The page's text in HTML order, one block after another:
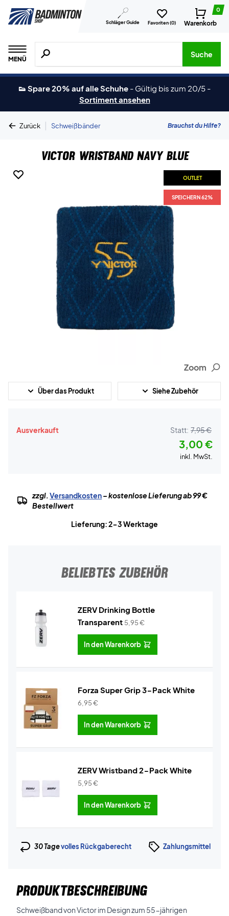
Schläger Guide Favoriten (0)
0
Warenkorb
MENÜ
Suche nach Produkten, Marken usw.
Suche
👟 Spare 20% auf alle Schuhe - Gültig bis zum 20/5 -
Sortiment ansehen
Zurück | Schweißbänder Brauchst du Hilfe?
Victor Wristband Navy Blue
OUTLET
SPEICHERN 62%
Zoom
Über das Produkt Siehe Zubehör
Ausverkauft Statt: 7,95 €
3,00 €
inkl. MwSt.
zzgl.Versandkosten– kostenlose Lieferung ab 99 €
Bestellwert
Lieferung: 2-3 Werktage
BELIEBTES ZUBEHÖR
ZERV Drinking Bottle
Transparent 5,95€
In den Warenkorb
Forza Super Grip 3-Pack White
6,95€
In den Warenkorb
ZERV Wristband 2-Pack White
5,95€
In den Warenkorb
30 Tagevolles Rückgaberecht Zahlungsmittel
PRODUKTBESCHREIBUNG
Schweißband von Victor im Design zum 55-jährigen